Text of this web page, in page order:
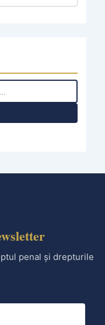
penal și drepturile